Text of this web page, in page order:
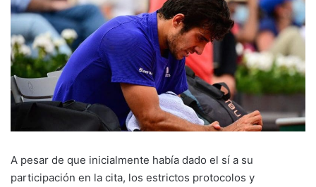
A pesar de que inicialmente había dado el sí a su
participación en la cita, los estrictos protocolos y